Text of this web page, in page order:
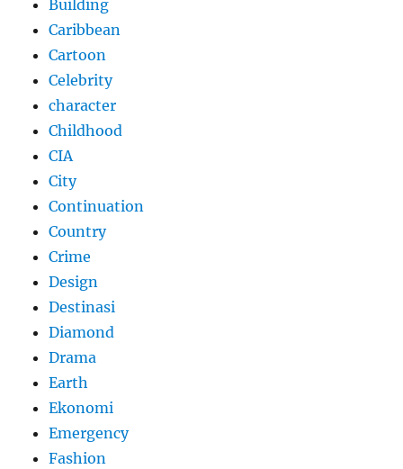
Building
Caribbean
Cartoon
Celebrity
character
Childhood
CIA
City
Continuation
Country
Crime
Design
Destinasi
Diamond
Drama
Earth
Ekonomi
Emergency
Fashion